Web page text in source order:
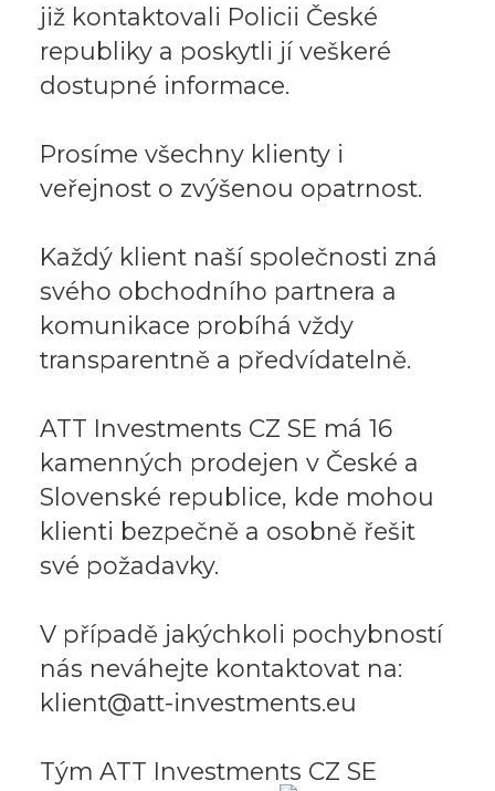
již kontaktovali Policii České
republiky a poskytli jí veškeré
dostupné informace.
Prosíme všechny klienty i
veřejnost o zvýšenou opatrnost.
Každý klient naší společnosti zná
svého obchodního partnera a
komunikace probíhá vždy
transparentně a předvídatelně.
ATT Investments CZ SE má 16
kamenných prodejen v České a
Slovenské republice, kde mohou
klienti bezpečně a osobně řešit
své požadavky.
V případě jakýchkoli pochybností
nás neváhejte kontaktovat na:
klient@att-investments.eu
Tým ATT Investments CZ SE